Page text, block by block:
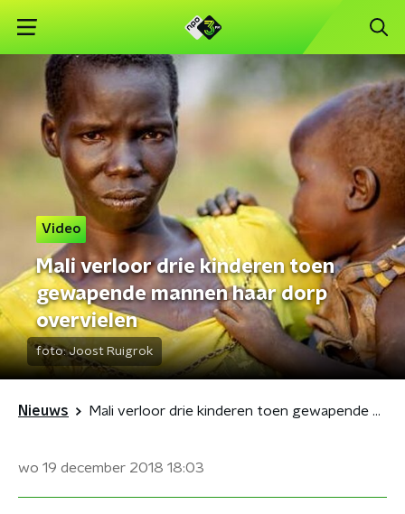
Video
Mali verloor drie kinderen toen
gewapende mannen haar dorp
overvielen
foto:Joost Ruigrok
Nieuws Mali verloor drie kinderen toen gewapende mannen haar dorp overvielen
wo 19 december 2018 18:03